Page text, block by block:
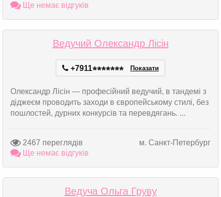
Ще немає відгуків
Ведучий Олександр Лісін
+7911******* Показати
Олександр Лісін — професійний ведучий, в тандемі з
діджеєм проводить заходи в європейському стилі, без
пошлостей, дурних конкурсів та перевдягань. ...
2467 переглядів
м. Санкт-Петербург
Ще немає відгуків
Ведуча Ольга Груву